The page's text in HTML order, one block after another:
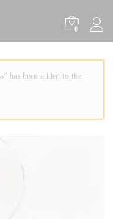
0
has been added to the